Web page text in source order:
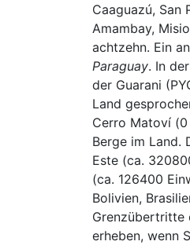
Caaguazú, San
Amambay,
achtzehn. Ein
Paraguay. In
der Guarani
Land
Cerro Matoví
Berge im Land.
Este (ca.
(ca. 126400
Bolivien,
Grenzübertritte
erheben, wenn